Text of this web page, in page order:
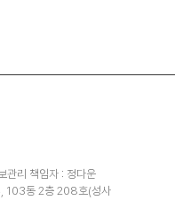
관리 책임자 : 정다운
103동 2층 208호(성사